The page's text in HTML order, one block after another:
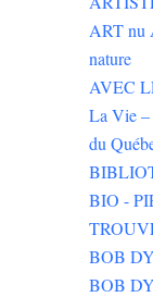
ART nu
nature
AVEC
La Vie –
du
BIO -
BOB
BOB